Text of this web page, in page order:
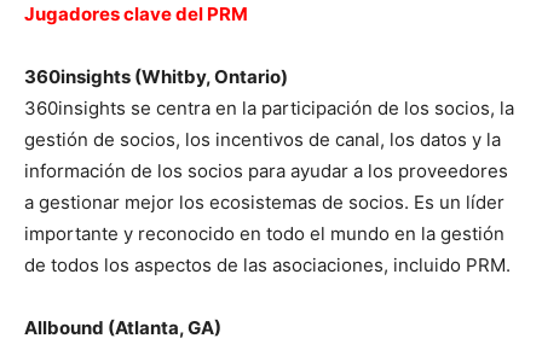
Jugadores clave del PRM
360insights (Whitby, Ontario)
360insights se centra en la participación de los socios, la
gestión de socios, los incentivos de canal, los datos y la
información de los socios para ayudar a los proveedores
a gestionar mejor los ecosistemas de socios. Es un líder
importante y reconocido en todo el mundo en la gestión
de todos los aspectos de las asociaciones, incluido PRM.
Allbound (Atlanta, GA)